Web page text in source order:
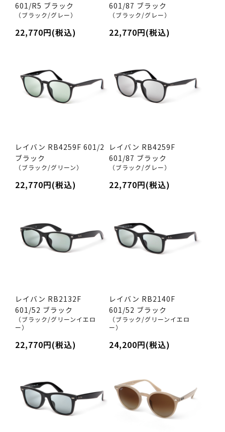
601/R5 ブラック
（ブラック/グレー）
22,770円(税込)
601/87 ブラック
（ブラック/グレー）
22,770円(税込)
レイバン RB4259F 601/2
ブラック
（ブラック/グリーン）
22,770円(税込)
レイバン RB4259F
601/87 ブラック
（ブラック/グレー）
22,770円(税込)
レイバン RB2132F
601/52 ブラック
（ブラック/グリーンイエロ
ー）
22,770円(税込)
レイバン RB2140F
601/52 ブラック
（ブラック/グリーンイエロ
ー）
24,200円(税込)